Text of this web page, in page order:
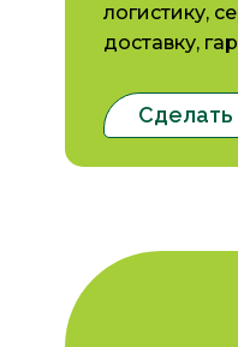
логистику,
доставку,
Сделать